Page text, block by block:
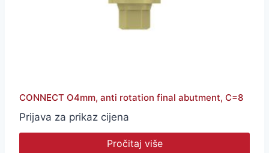
CONNECT O4mm, anti rotation final abutment, C=8
Prijava za prikaz cijena
Pročitaj više